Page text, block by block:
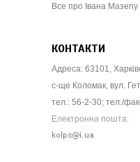
Все про Івана Мазепу
КОНТАКТИ
Адреса: 63101,
с-ще Коломак, вул.
тел.: 56-2-30; тел./
Електронна пошта: